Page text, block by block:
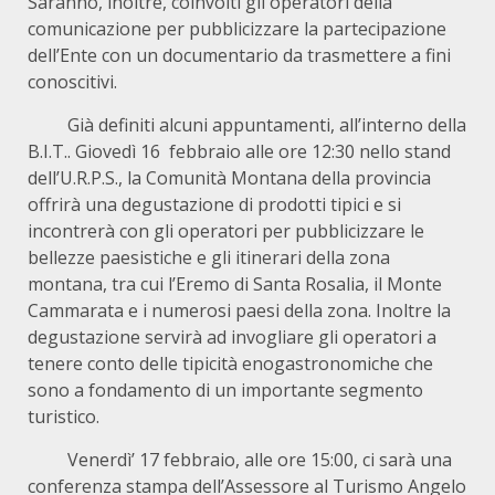
comunicazione per pubblicizzare la partecipazione
dell’Ente con un documentario da trasmettere a fini
conoscitivi.
Già definiti alcuni appuntamenti, all’interno della
B.I.T.. Giovedì 16 febbraio alle ore 12:30 nello stand
dell’U.R.P.S., la Comunità Montana della provincia
offrirà una degustazione di prodotti tipici e si
incontrerà con gli operatori per pubblicizzare le
bellezze paesistiche e gli itinerari della zona
montana, tra cui l’Eremo di Santa Rosalia, il Monte
Cammarata e i numerosi paesi della zona. Inoltre la
degustazione servirà ad invogliare gli operatori a
tenere conto delle tipicità enogastronomiche che
sono a fondamento di un importante segmento
turistico.
Venerdì’ 17 febbraio, alle ore 15:00, ci sarà una
conferenza stampa dell’Assessore al Turismo Angelo